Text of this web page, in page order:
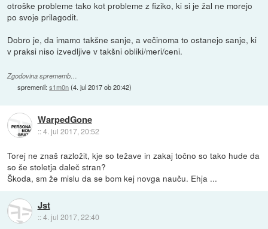
otroške probleme tako kot probleme z fiziko, ki si je žal ne morejo
po svoje prilagodit.
Dobro je, da imamo takšne sanje, a večinoma to ostanejo sanje, ki
v praksi niso izvedljive v takšni obliki/meri/ceni.
Zgodovina sprememb…
spremenil:s1m0n(4. jul 2017 ob 20:42)
WarpedGone
::4. jul 2017, 20:52
Torej ne znaš razložit, kje so težave in zakaj točno so tako hude da
so še stoletja daleč stran?
Škoda, sm že mislu da se bom kej novga nauču. Ehja ...
Jst
::4. jul 2017, 22:40